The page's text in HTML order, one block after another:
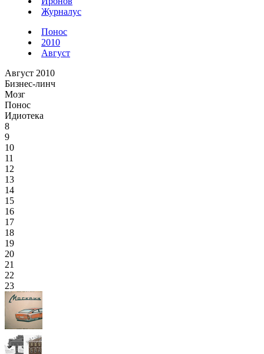
Журналус
Понос
2010
Август
Август 2010
Бизнес-линч
Мозг
Понос
Идиотека
8
9
10
11
12
13
14
15
16
17
18
19
20
21
22
23